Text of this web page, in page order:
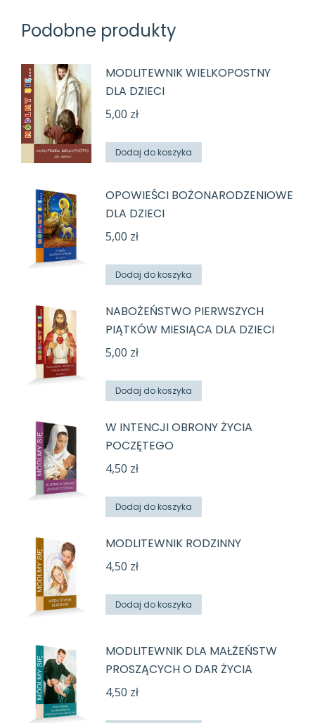
Podobne produkty
MODLITEWNIK WIELKOPOSTNY
DLA DZIECI
5,00 zł
Dodaj do koszyka
OPOWIEŚCI BOŻONARODZENIOWE
DLA DZIECI
5,00 zł
Dodaj do koszyka
NABOŻEŃSTWO PIERWSZYCH
PIĄTKÓW MIESIĄCA DLA DZIECI
5,00 zł
Dodaj do koszyka
W INTENCJI OBRONY ŻYCIA
POCZĘTEGO
4,50 zł
Dodaj do koszyka
MODLITEWNIK RODZINNY
4,50 zł
Dodaj do koszyka
MODLITEWNIK DLA MAŁŻEŃSTW
PROSZĄCYCH O DAR ŻYCIA
4,50 zł